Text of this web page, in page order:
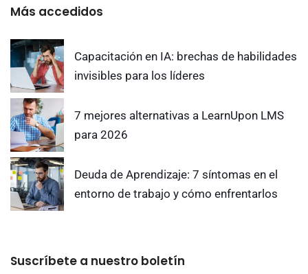
Más accedidos
Capacitación en IA: brechas de habilidades
invisibles para los líderes
7 mejores alternativas a LearnUpon LMS
para 2026
Deuda de Aprendizaje: 7 síntomas en el
entorno de trabajo y cómo enfrentarlos
Suscríbete a nuestro boletín